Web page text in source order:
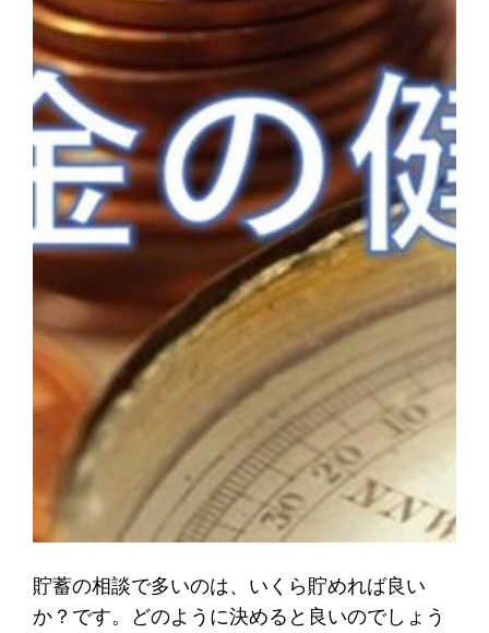
貯蓄の相談で多いのは、いくら貯めれば良い
か？です。どのように決めると良いのでしょう